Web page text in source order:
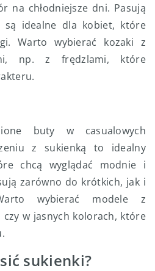
na chłodniejsze dni. Pasują
są idealne dla kobiet, które
Warto wybierać kozaki z
np. z frędzlami, które
buty w casualowych
z sukienką to idealny
chcą wyglądać modnie i
zarówno do krótkich, jak i
wybierać modele z
w jasnych kolorach, które
sukienki?